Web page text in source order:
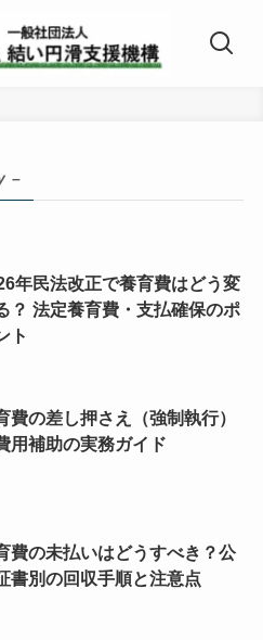
–
年民法改正で養育費はどう変
？ 法定養育費・支払確保のポ
ト
費の差し押さえ（強制執行）
用補助の実務ガイド
費の未払いはどうすべき？公
書別の回収手順と注意点